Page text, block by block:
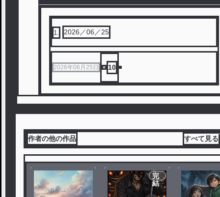
1 2026／06／25
2026年06月25日 10
作者の他の作品 すべて見る
完
結